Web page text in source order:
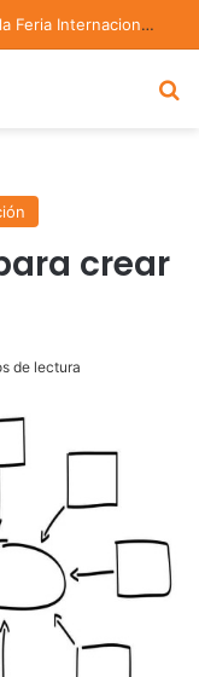
La Capilla del Arte UDLAP se suma a la Feria Internacional del Libro en Puebla
crear
de lectura